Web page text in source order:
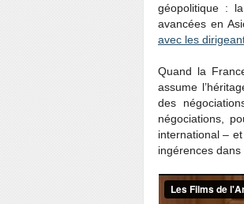
géopolitique :
avancées en
avec les
Quand la
assume
des
négociations,
international –
ingérences dans